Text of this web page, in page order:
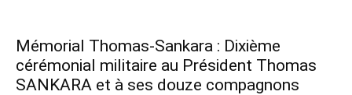
Mémorial Thomas-Sankara : Dixième
cérémonial militaire au Président Thomas
SANKARA et à ses douze compagnons